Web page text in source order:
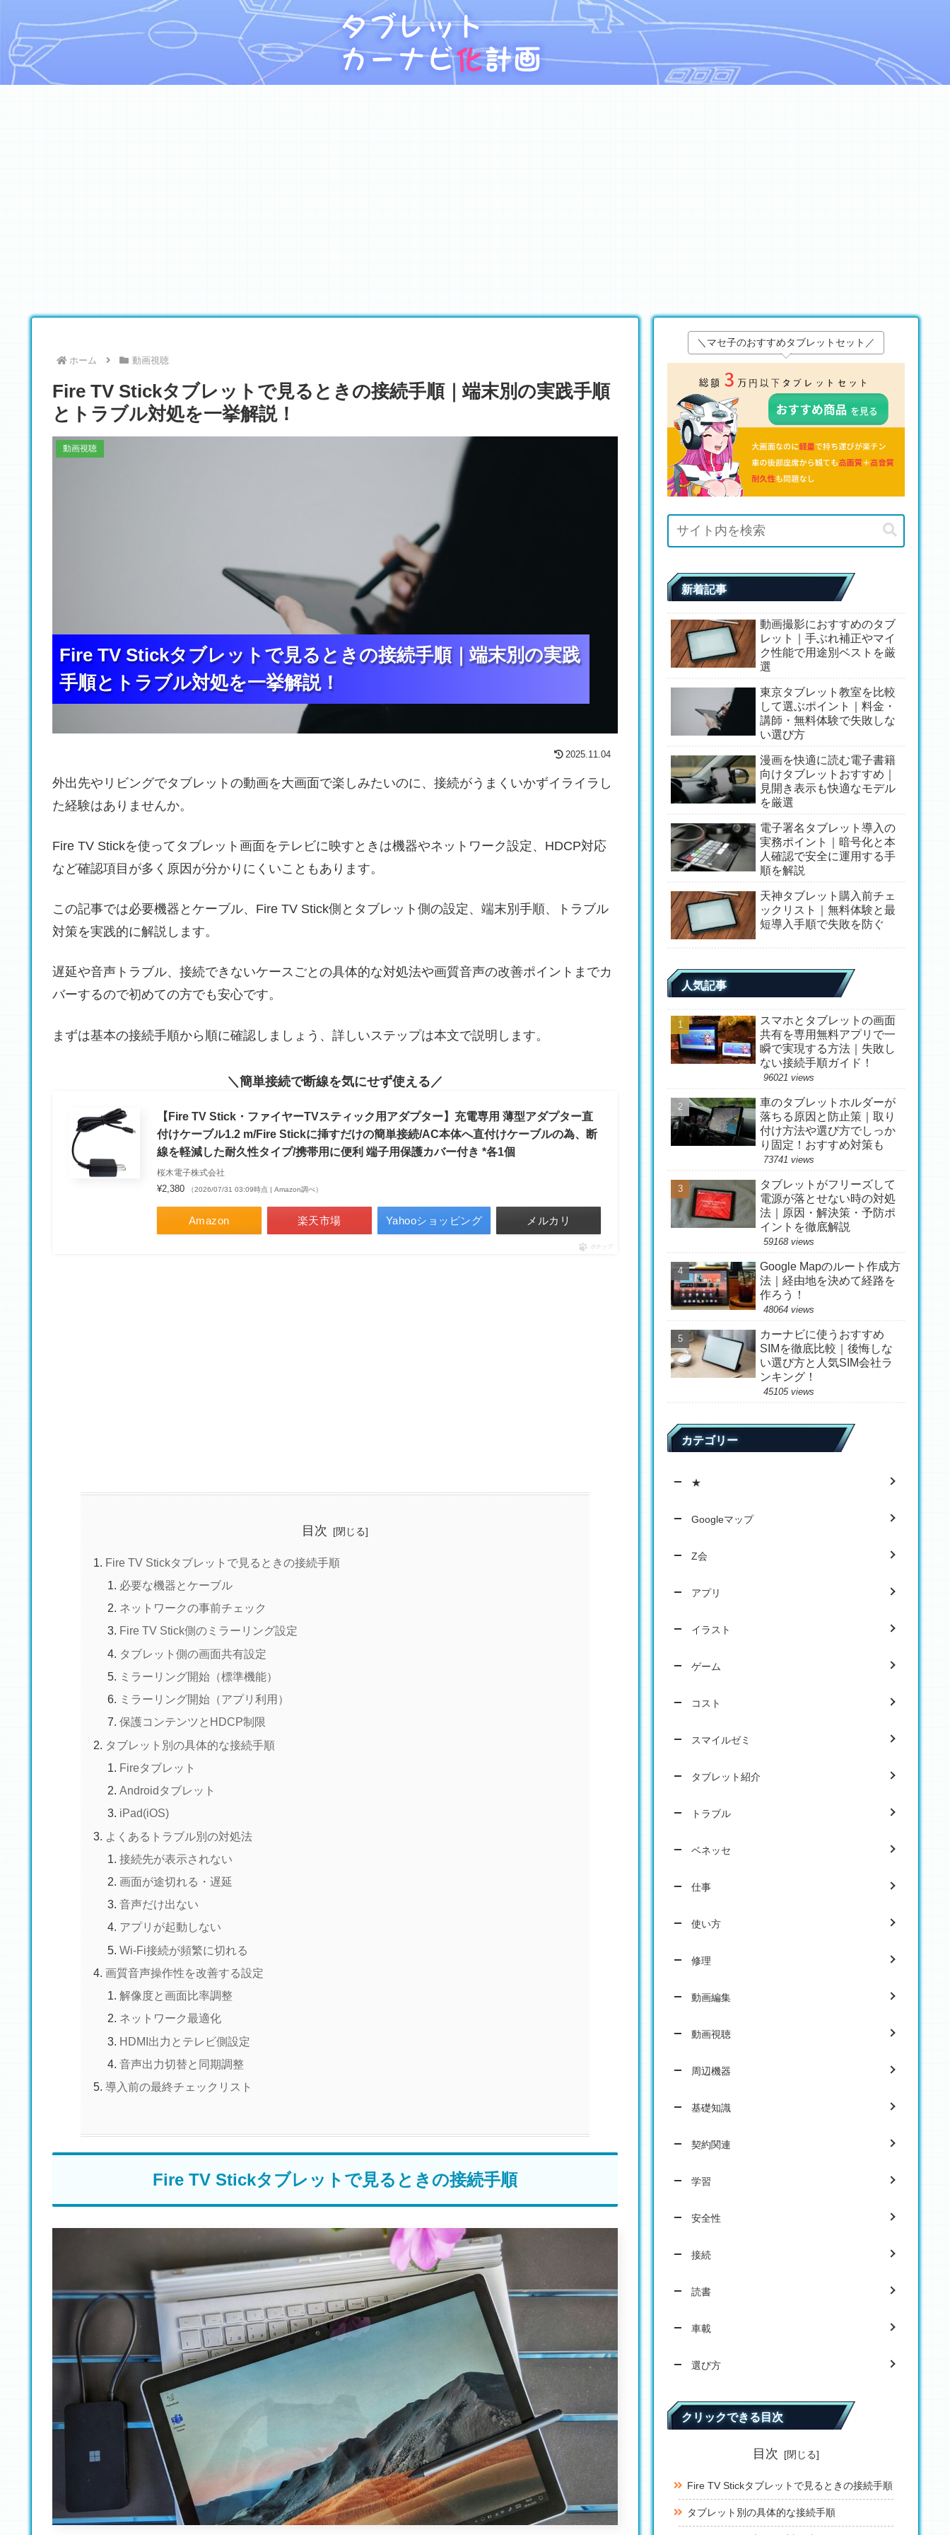
ホーム 動画視聴
Fire TV Stickタブレットで見るときの接続手順｜端末別の実践手順
とトラブル対処を一挙解説！
Fire TV Stickタブレットで見るときの接続手順｜端末別の実践
手順とトラブル対処を一挙解説！
Fire TV Stickタブレットで見るときの接続手順｜端末別の実践
手順とトラブル対処を一挙解説！
Fire TV Stickタブレットで見るときの接続手順｜端末別の実践
手順とトラブル対処を一挙解説！
動画視聴
2025.11.04
外出先やリビングでタブレットの動画を大画面で楽しみたいのに、接続がうまくいかずイライラし
た経験はありませんか。
Fire TV Stickを使ってタブレット画面をテレビに映すときは機器やネットワーク設定、HDCP対応
など確認項目が多く原因が分かりにくいこともあります。
この記事では必要機器とケーブル、Fire TV Stick側とタブレット側の設定、端末別手順、トラブル
対策を実践的に解説します。
遅延や音声トラブル、接続できないケースごとの具体的な対処法や画質音声の改善ポイントまでカ
バーするので初めての方でも安心です。
まずは基本の接続手順から順に確認しましょう、詳しいステップは本文で説明します。
簡単接続で断線を気にせず使える
【Fire TV Stick・ファイヤーTVスティック用アダプター】充電専用 薄型アダプター直
付けケーブル1.2 m/Fire Stickに挿すだけの簡単接続/AC本体へ直付けケーブルの為、断
線を軽減した耐久性タイプ/携帯用に便利 端子用保護カバー付き *各1個
桜木電子株式会社
¥2,380 （2026/07/31 03:09時点 | Amazon調べ）
Amazon 楽天市場 Yahooショッピング メルカリ
ポチップ
目次
Fire TV Stickタブレットで見るときの接続手順
必要な機器とケーブル
ネットワークの事前チェック
Fire TV Stick側のミラーリング設定
タブレット側の画面共有設定
ミラーリング開始（標準機能）
ミラーリング開始（アプリ利用）
保護コンテンツとHDCP制限
タブレット別の具体的な接続手順
Fireタブレット
Androidタブレット
iPad(iOS)
よくあるトラブル別の対処法
接続先が表示されない
画面が途切れる・遅延
音声だけ出ない
アプリが起動しない
Wi-Fi接続が頻繁に切れる
画質音声操作性を改善する設定
解像度と画面比率調整
ネットワーク最適化
HDMI出力とテレビ側設定
音声出力切替と同期調整
導入前の最終チェックリスト
Fire TV Stickタブレットで見るときの接続手順
＼マセ子のおすすめタブレットセット／
新着記事
動画撮影におすすめのタブ
レット｜手ぶれ補正やマイ
ク性能で用途別ベストを厳
選
東京タブレット教室を比較
して選ぶポイント｜料金・
講師・無料体験で失敗しな
い選び方
漫画を快適に読む電子書籍
向けタブレットおすすめ｜
見開き表示も快適なモデル
を厳選
電子署名タブレット導入の
実務ポイント｜暗号化と本
人確認で安全に運用する手
順を解説
天神タブレット購入前チェ
ックリスト｜無料体験と最
短導入手順で失敗を防ぐ
人気記事
スマホとタブレットの画面
共有を専用無料アプリで一
瞬で実現する方法｜失敗し
ない接続手順ガイド！
96021 views
車のタブレットホルダーが
落ちる原因と防止策｜取り
付け方法や選び方でしっか
り固定！おすすめ対策も
73741 views
タブレットがフリーズして
電源が落とせない時の対処
法｜原因・解決策・予防ポ
イントを徹底解説
59168 views
Google Mapのルート作成方
法｜経由地を決めて経路を
作ろう！
48064 views
カーナビに使うおすすめ
SIMを徹底比較｜後悔しな
い選び方と人気SIM会社ラ
ンキング！
45105 views
カテゴリー
★
Googleマップ
Z会
アプリ
イラスト
ゲーム
コスト
スマイルゼミ
タブレット紹介
トラブル
ベネッセ
仕事
使い方
修理
動画編集
動画視聴
周辺機器
基礎知識
契約関連
学習
安全性
接続
読書
車載
選び方
クリックできる目次
目次
Fire TV Stickタブレットで見るときの接続手順
タブレット別の具体的な接続手順